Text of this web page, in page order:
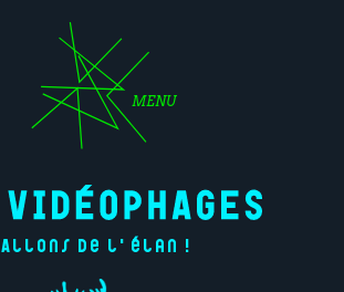
MENU
Allons de l'élan !